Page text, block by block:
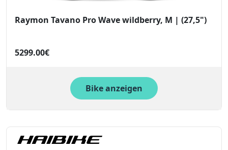
Raymon Tavano Pro Wave wildberry, M | (27,5")
5299.00€
Bike anzeigen